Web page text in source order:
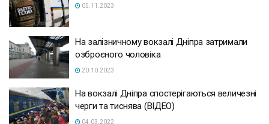
05.11.2023
На залізничному вокзалі Дніпра затримали
озброєного чоловіка
20.10.2023
На вокзалі Дніпра спостерігаються величезні
черги та тиснява (ВІДЕО)
04.03.2022